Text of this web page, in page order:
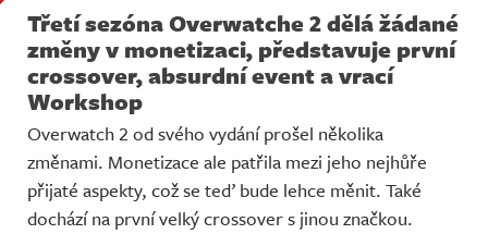
Třetí sezóna Overwatche 2 dělá žádané
změny v monetizaci, představuje první
crossover, absurdní event a vrací
Workshop
Overwatch 2 od svého vydání prošel několika
změnami. Monetizace ale patřila mezi jeho nejhůře
přijaté aspekty, což se teď bude lehce měnit. Také
dochází na první velký crossover s jinou značkou.